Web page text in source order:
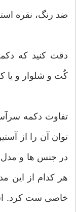
ضد رنگ، نقره
دقت کنید که
کُت و شلوار و یا
تفاوت دکمه
توان آن را از
در جنس ها و مدل
هر کدام از این
خاصی ست کرد.